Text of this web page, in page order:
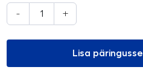
- +
Lisa päringusse